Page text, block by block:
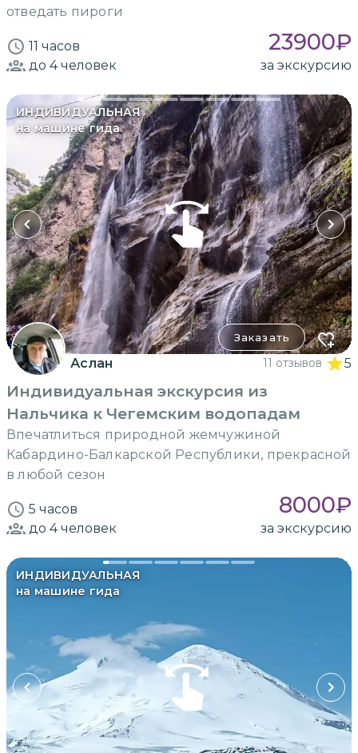
отведать пироги
11 часов 23900₽
до 4человек за экскурсию
ИНДИВИДУАЛЬНАЯ
на машине гида
Заказать
Аслан 11 отзывов 5
Индивидуальная экскурсия из
Нальчика к Чегемским водопадам
Впечатлиться природной жемчужиной
Кабардино-Балкарской Республики, прекрасной
в любой сезон
5 часов 8000₽
до 4человек за экскурсию
ИНДИВИДУАЛЬНАЯ
на машине гида